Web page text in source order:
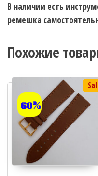
В наличии есть
ремешка
Похожие
-60%